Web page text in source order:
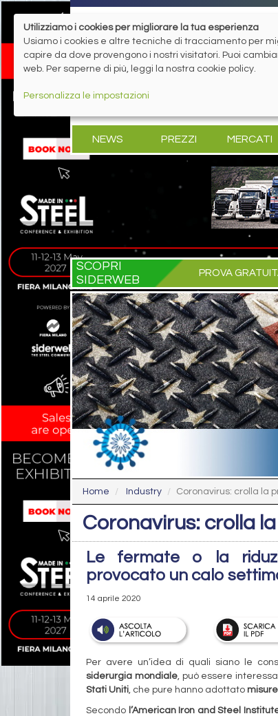
NEWS PREZZI MERCATI
SCOPRI
SIDERWEB
PROVA
Home Industry Coronavirus: crolla la
Coronavirus: crolla
Le fermate o la
provocato un calo
14 aprile 2020
Per avere un’idea di quali siano le
siderurgia mondiale, può essere
Stati Uniti, che pure hanno adottato
Secondo l’American Iron and Steel
Utilizziamo i cookies per migliorare la tua esperienza
Usiamo i cookies e altre tecniche di tracciamento per
capire da dove provengono i nostri visitatori. Puoi
web. Per saperne di più, leggi la nostra cookie policy.
Personalizza le impostazioni